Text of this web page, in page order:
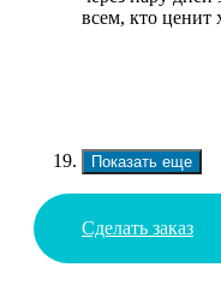
всем, кто ценит
Показать еще
Сделать заказ